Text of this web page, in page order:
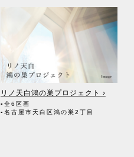
リノ天白鴻の巣プロジェクト ›
▪全6区画
▪名古屋市天白区鴻の巣2丁目